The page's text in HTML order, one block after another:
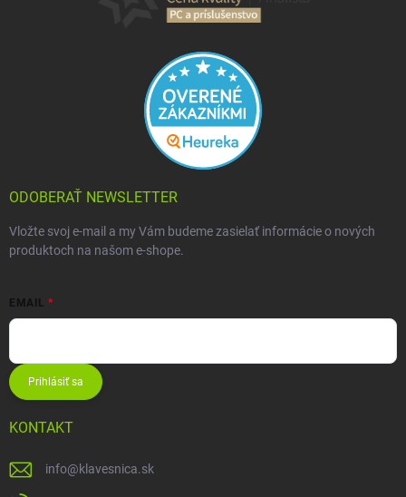
ODOBERAŤ NEWSLETTER
Vložte svoj e-mail a my Vám budeme zasielať informácie o nových
produktoch na našom e-shope.
EMAIL
Prihlásiť sa
KONTAKT
info@klavesnica.sk